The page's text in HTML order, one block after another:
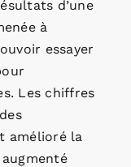
d’une
à
essayer
Les chiffres
amélioré la